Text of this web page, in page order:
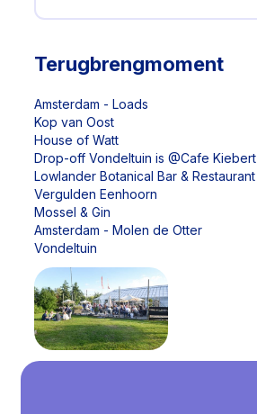
Terugbrengmoment
Amsterdam - Loads
Kop van Oost
House of Watt
Drop-off Vondeltuin is @Cafe Kiebert
Lowlander Botanical Bar & Restaurant
Vergulden Eenhoorn
Mossel & Gin
Amsterdam - Molen de Otter
Vondeltuin